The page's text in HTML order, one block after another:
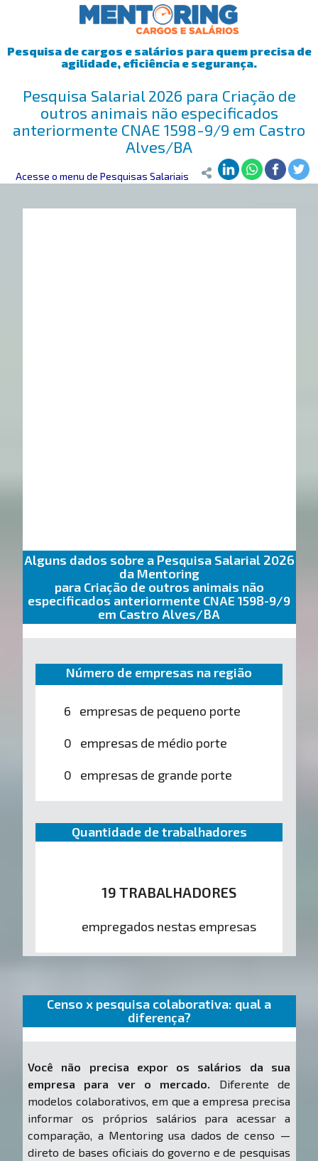
Pesquisa de cargos e salários para quem precisa de
agilidade, eficiência e segurança.
Pesquisa Salarial 2026 para Criação de
outros animais não especificados
anteriormente CNAE 1598-9/9 em Castro
Alves/BA
Mentoring>Pesquisa Salarial>Castro Alves/BA>Criação de
Acesse o menu de Pesquisas Salariais
Alguns dados sobre a Pesquisa Salarial 2026
da Mentoring
para Criação de outros animais não
especificados anteriormente CNAE 1598-9/9
em Castro Alves/BA
Número de empresas na região
6 empresas de pequeno porte
0 empresas de médio porte
0 empresas de grande porte
Quantidade de trabalhadores
19 TRABALHADORES
empregados nestas empresas
Censo x pesquisa colaborativa: qual a
diferença?
Você não precisa expor os salários da sua
empresa para ver o mercado. Diferente de
modelos colaborativos, em que a empresa precisa
informar os próprios salários para acessar a
comparação, a Mentoring usa dados de censo —
direto de bases oficiais do governo e de pesquisas